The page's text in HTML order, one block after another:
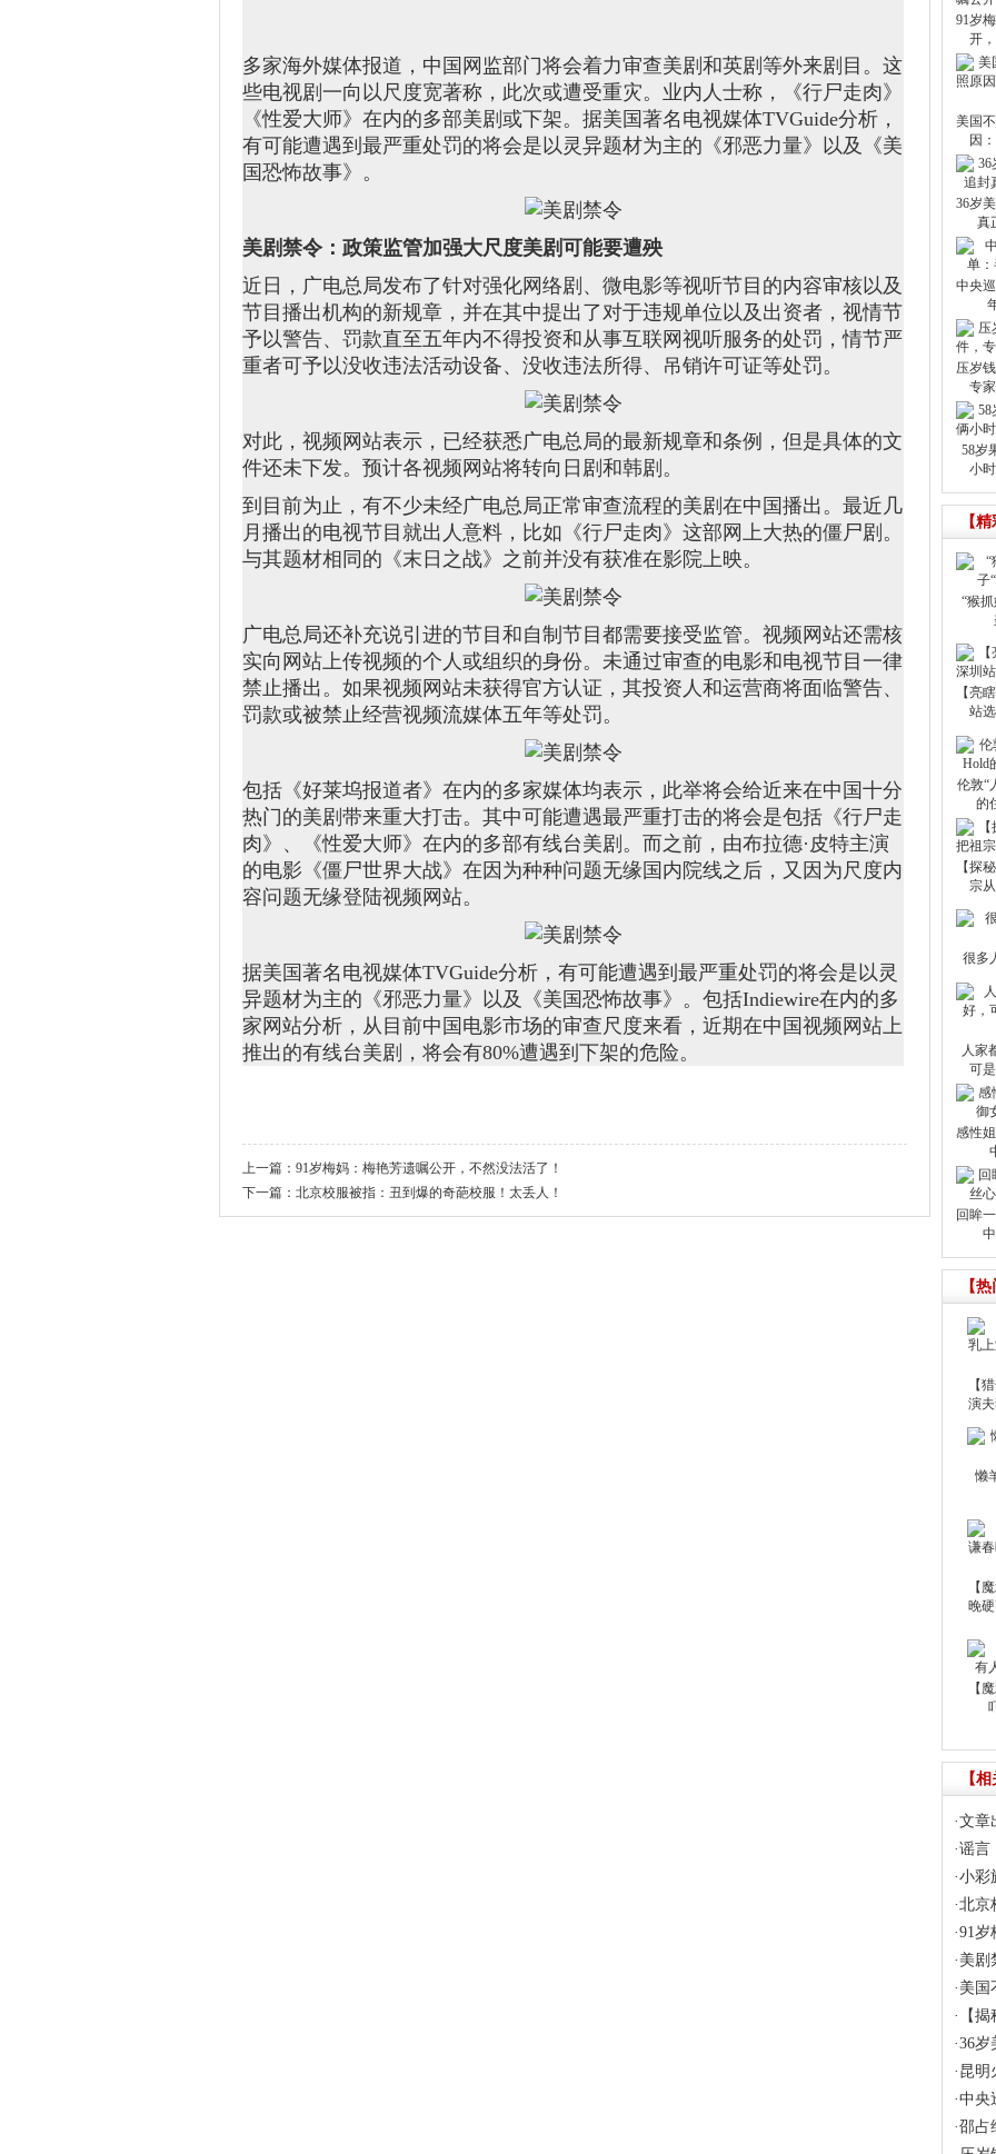
多家海外媒体报道，中国网监部门将会着力审查美剧和英剧等外来剧目。这
些电视剧一向以尺度宽著称，此次或遭受重灾。业内人士称，《行尸走肉》
《性爱大师》在内的多部美剧或下架。据美国著名电视媒体TVGuide分析，
有可能遭遇到最严重处罚的将会是以灵异题材为主的《邪恶力量》以及《美
国恐怖故事》。
美剧禁令：政策监管加强大尺度美剧可能要遭殃
近日，广电总局发布了针对强化网络剧、微电影等视听节目的内容审核以及
节目播出机构的新规章，并在其中提出了对于违规单位以及出资者，视情节
予以警告、罚款直至五年内不得投资和从事互联网视听服务的处罚，情节严
重者可予以没收违法活动设备、没收违法所得、吊销许可证等处罚。
对此，视频网站表示，已经获悉广电总局的最新规章和条例，但是具体的文
件还未下发。预计各视频网站将转向日剧和韩剧。
到目前为止，有不少未经广电总局正常审查流程的美剧在中国播出。最近几
月播出的电视节目就出人意料，比如《行尸走肉》这部网上大热的僵尸剧。
与其题材相同的《末日之战》之前并没有获准在影院上映。
广电总局还补充说引进的节目和自制节目都需要接受监管。视频网站还需核
实向网站上传视频的个人或组织的身份。未通过审查的电影和电视节目一律
禁止播出。如果视频网站未获得官方认证，其投资人和运营商将面临警告、
罚款或被禁止经营视频流媒体五年等处罚。
包括《好莱坞报道者》在内的多家媒体均表示，此举将会给近来在中国十分
热门的美剧带来重大打击。其中可能遭遇最严重打击的将会是包括《行尸走
肉》、《性爱大师》在内的多部有线台美剧。而之前，由布拉德·皮特主演
的电影《僵尸世界大战》在因为种种问题无缘国内院线之后，又因为尺度内
容问题无缘登陆视频网站。
据美国著名电视媒体TVGuide分析，有可能遭遇到最严重处罚的将会是以灵
异题材为主的《邪恶力量》以及《美国恐怖故事》。包括Indiewire在内的多
家网站分析，从目前中国电影市场的审查尺度来看，近期在中国视频网站上
推出的有线台美剧，将会有80%遭遇到下架的危险。
上一篇： 91岁梅妈：梅艳芳遗嘱公开，不然没法活了！
下一篇： 北京校服被指：丑到爆的奇葩校服！太丢人！
91岁
开
美国
因
36岁
真
中央
压岁
专
58岁
小
【
“猴
【亮
站
伦敦“
的
【探
宗
很多
人家
可
感性
回眸
【
【
演
懒
【
晚
【
【
·文章
·谣言
·小彩
·北京
·91岁
· 美剧
· 美国
·
【
·36岁
· 昆明
·中央
·邵占